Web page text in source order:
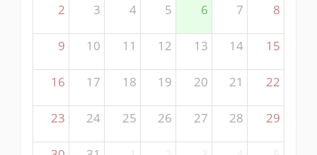
2 3 4 5 6 7 8
9 10 11 12 13 14 15
16 17 18 19 20 21 22
23 24 25 26 27 28 29